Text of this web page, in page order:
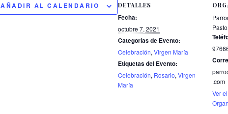
AÑADIR AL CALENDARIO DETALLES
Fecha:
octubre 7, 2021
Categorías de Evento:
Celebración, Virgen María
Etiquetas del Evento:
Celebración, Rosario, Virgen
María
.com
Ver